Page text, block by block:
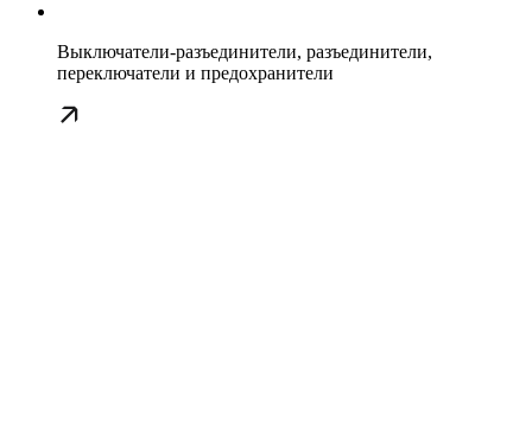
Выключатели-разъединители, разъединители,
переключатели и предохранители